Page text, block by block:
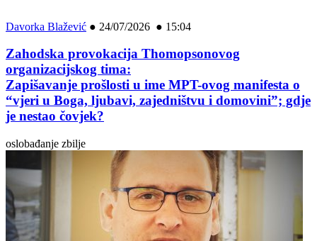
Davorka Blažević ● 24/07/2026 ● 15:04
Zahodska provokacija Thomopsonovog
organizacijskog tima:
Zapišavanje prošlosti u ime MPT-ovog manifesta o
“vjeri u Boga, ljubavi, zajedništvu i domovini”; gdje
je nestao čovjek?
oslobađanje zbilje